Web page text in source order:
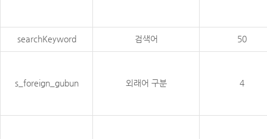
searchKeyword 검색어 50
s_foreign_gubun 외래어 구분 4